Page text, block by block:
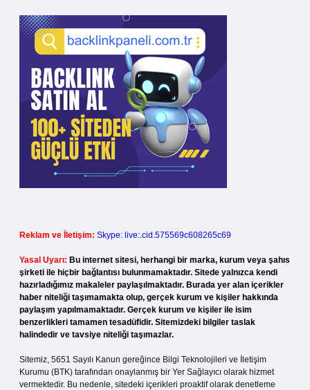
Reklam ve İletişim: Skype: live:.cid.575569c608265c69
Yasal Uyarı: Bu internet sitesi, herhangi bir marka, kurum veya şahıs
şirketi ile hiçbir bağlantısı bulunmamaktadır. Sitede yalnızca kendi
hazırladığımız makaleler paylaşılmaktadır. Burada yer alan içerikler
haber niteliği taşımamakta olup, gerçek kurum ve kişiler hakkında
paylaşım yapılmamaktadır. Gerçek kurum ve kişiler ile isim
benzerlikleri tamamen tesadüfidir. Sitemizdeki bilgiler taslak
halindedir ve tavsiye niteliği taşımazlar.
Sitemiz, 5651 Sayılı Kanun gereğince Bilgi Teknolojileri ve İletişim
Kurumu (BTK) tarafından onaylanmış bir Yer Sağlayıcı olarak hizmet
vermektedir. Bu nedenle, sitedeki içerikleri proaktif olarak denetleme